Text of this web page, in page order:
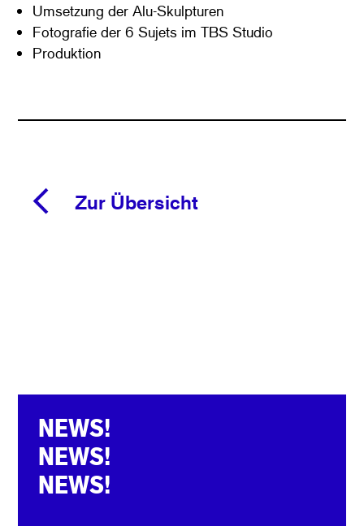
Umsetzung der Alu-Skulpturen
Fotografie der 6 Sujets im TBS Studio
Produktion
Zur Übersicht
NEWS!
NEWS!
NEWS!